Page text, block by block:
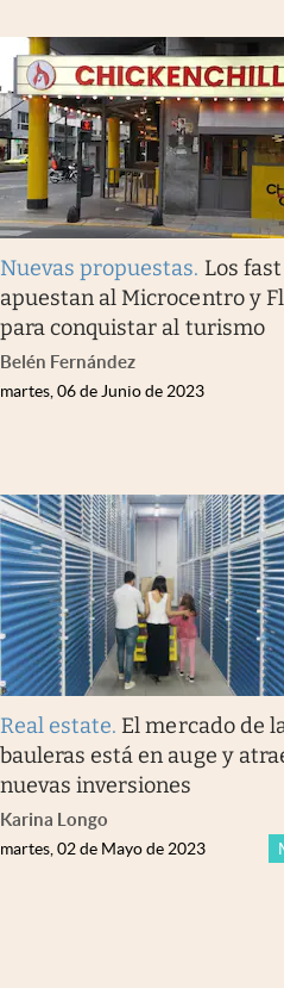
Nuevas propuestas. Los
apuestan al Microcentro y
para conquistar al turismo
Belén Fernández
martes, 06 de Junio de 2023
Real estate. El mercado de
bauleras está en auge y
nuevas inversiones
Karina Longo
martes, 02 de Mayo de 2023